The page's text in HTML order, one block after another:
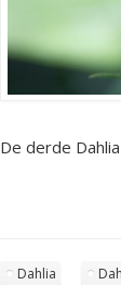
De derde
Dahlia